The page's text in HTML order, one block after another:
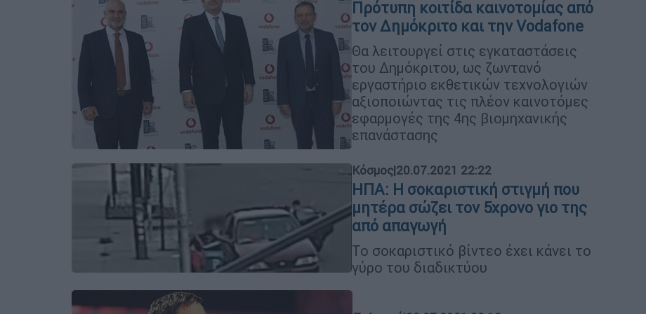
Πρότυπη κοιτίδα καινοτομίας από
τον Δημόκριτο και την Vodafone
Θα λειτουργεί στις εγκαταστάσεις
του Δημόκριτου, ως ζωντανό
εργαστήριο εκθετικών τεχνολογιών
αξιοποιώντας τις πλέον καινοτόμες
εφαρμογές της 4ης βιομηχανικής
επανάστασης
Κόσμος|20.07.2021 22:22
ΗΠΑ: Η σοκαριστική στιγμή που
μητέρα σώζει τον 5χρονο γιο της
από απαγωγή
Το σοκαριστικό βίντεο έχει κάνει το
γύρο του διαδικτύου